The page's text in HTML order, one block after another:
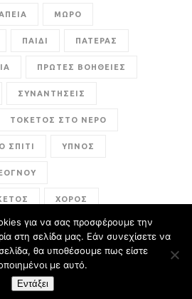
ΜΩΡΟ
ΠΑΙΔΙ ΠΑΤΕΡΑΣ
ΠΡΩΤΕΣ ΒΟΗΘΕΙΕΣ
ΣΥΝΑΝΤΗΣΕΙΣ
ΤΟΚΕΤΟΣ ΣΤΟ ΝΕΡΟ
ΥΠΝΟΣ
ΧΟΡΟΣ
για να σας προσφέρουμε την
στη σελίδα μας. Εάν συνεχίσετε να
θα υποθέσουμε πως είστε
με αυτό.
Εντάξει